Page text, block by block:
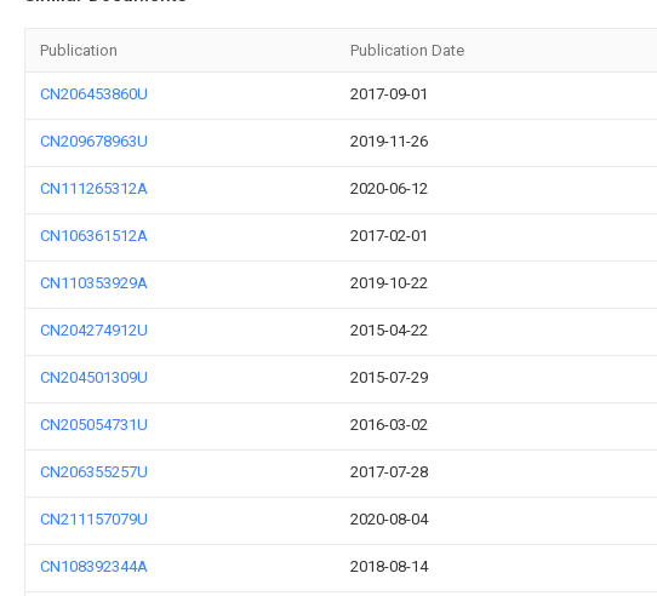
Publication Publication Date
CN206453860U 2017-09-01
CN209678963U 2019-11-26
CN111265312A 2020-06-12
CN106361512A 2017-02-01
CN110353929A 2019-10-22
CN204274912U 2015-04-22
CN204501309U 2015-07-29
CN205054731U 2016-03-02
CN206355257U 2017-07-28
CN211157079U 2020-08-04
CN108392344A 2018-08-14